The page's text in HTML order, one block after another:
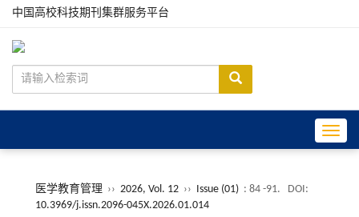
中国高校科技期刊集群服务平台
医学教育管理 ›› 2026, Vol. 12 ›› Issue (01) : 84 -91.
DOI:
10.3969/j.issn.2096-045X.2026.01.014